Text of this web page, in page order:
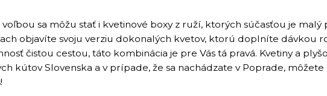
voľbou sa môžu stať i kvetinové boxy z ruží, ktorých súčasťou je
objavíte svoju verziu dokonalých kvetov, ktorú doplníte dávkou
čistou cestou, táto kombinácia je pre Vás tá pravá. Kvetiny a
kútov Slovenska a v prípade, že sa nachádzate v Poprade,